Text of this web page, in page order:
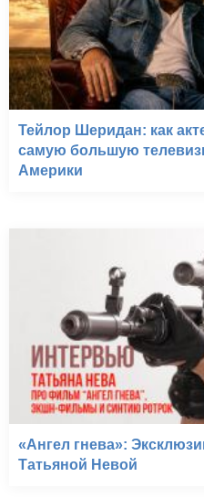
Тейлор Шеридан: как
самую большую
Америки
«Ангел гнева»:
Татьяной Невой